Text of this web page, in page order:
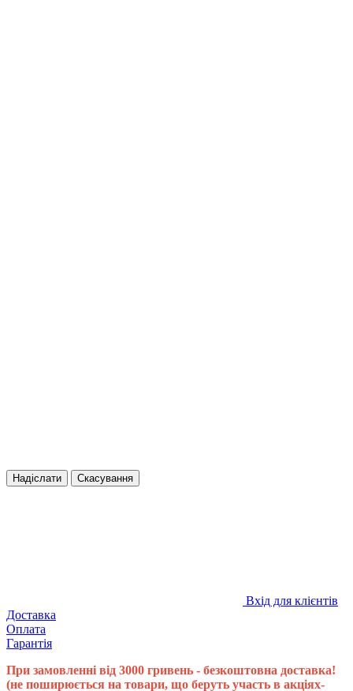
Надіслати Скасування
Вхід для клієнтів
Доставка
Оплата
Гарантія
При замовленні від 3000 гривень - безкоштовна доставка!
(не поширюється на товари, що беруть участь в акціях-